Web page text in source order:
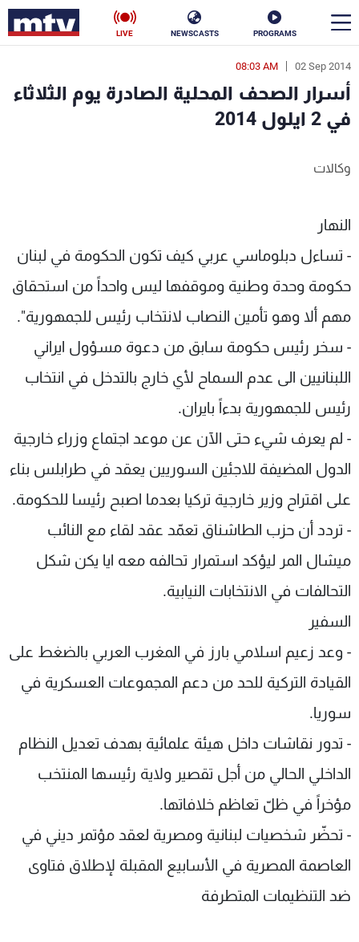
PROGRAMS
NEWSCASTS
LIVE
02 Sep 2014
08:03 AM
أسرار الصحف المحلية الصادرة يوم الثلاثاء
في 2 ايلول 2014
وكالات
النهار
- تساءل دبلوماسي عربي كيف تكون الحكومة في لبنان
حكومة وحدة وطنية وموقفها ليس واحداً من استحقاق
مهم ألا وهو تأمين النصاب لانتخاب رئيس للجمهورية".
- سخر رئيس حكومة سابق من دعوة مسؤول ايراني
اللبنانيين الى عدم السماح لأي خارج بالتدخل في انتخاب
رئيس للجمهورية بدءاً بايران.
- لم يعرف شيء حتى الآن عن موعد اجتماع وزراء خارجية
الدول المضيفة للاجئين السوريين يعقد في طرابلس بناء
على اقتراح وزير خارجية تركيا بعدما اصبح رئيسا للحكومة.
- تردد أن حزب الطاشناق تعمّد عقد لقاء مع النائب
ميشال المر ليؤكد استمرار تحالفه معه ايا يكن شكل
التحالفات في الانتخابات النيابية.
السفير
- وعد زعيم اسلامي بارز في المغرب العربي بالضغط على
القيادة التركية للحد من دعم المجموعات العسكرية في
سوريا.
- تدور نقاشات داخل هيئة علمائية بهدف تعديل النظام
الداخلي الحالي من أجل تقصير ولاية رئيسها المنتخب
مؤخراً في ظلّ تعاظم خلافاتها.
- تحضّر شخصيات لبنانية ومصرية لعقد مؤتمر ديني في
العاصمة المصرية في الأسابيع المقبلة لإطلاق فتاوى
ضد التنظيمات المتطرفة
en
الأخبار
منوعات
كأس العالم
جدول البرامج
شاهد البرامج
الترددات
الإنـتـاج
وظائف
تواصل معنا
سياسة الخصوصية